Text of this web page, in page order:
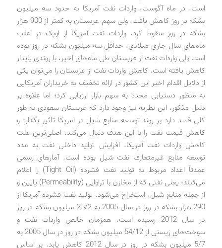
است. در ماه آگوست، واردات نفت آمریکا به حدود سه میلیون
بشکه در روز کاهش یافت، ولی سهم عربستان به کمتر از 900 هزار
بشکه در روز سقوط کرد. واردات نفت آمریکا از اوپک در اغلب
ماه‌های سال جاری میلادی، حداقل سه میلیون بشکه در روز بوده
است ولی واردات نفت از عربستان طی ماه‌های اخیر،‌ با روندی پایدار
کاهش یافته است. کاهش واردات نفت از عربستان را می‌توان یکی
از دلایل اقدام اخیر این کشور در ارائه تخفیف به خریداران آمریکایی
به منظور دستیابی مجدد به سهم بازار ارزیابی کرد؛ اما علاوه بر
دلیل مذکور، این نظریه نیز وجود دارد که عربستان سعودی به طور
کلی قصد دارد بر روند توسعه منابع شیل در آمریکا تاثیر بگذارد و
کاهش قیمت نفت را با این هدف دنبال می‌کند. اصلی‌ترین علت
کاهش واردات نفت آمریکا، افزایش تولید داخلی نفت به مدد
توسعه منابع غیرمتعارف نفت شیل بوده است. آمارهای رسمی
عمدتاً اعداد مربوط به تولید نفت فشرده (Tight Oil) را اعلام
می‌کنند؛ یعنی نفتی که از مخازن با تراوایی (Permeability) پایین و
از جمله منابع شیل، استخراج می‌شود. تولید نفت فشرده آمریکا از
290 هزار بشکه در روز در سال 2005 به 25/2 میلیون بشکه در روز
در سال 2012 رسیده است. همزمان خالص واردات نفت و
سوخت‌های زیستی از 54/12 میلیون بشکه در روز در سال 2005 به
5/7 میلیون بشکه در روز در سال 2012 کاهش یابد. بر اساس